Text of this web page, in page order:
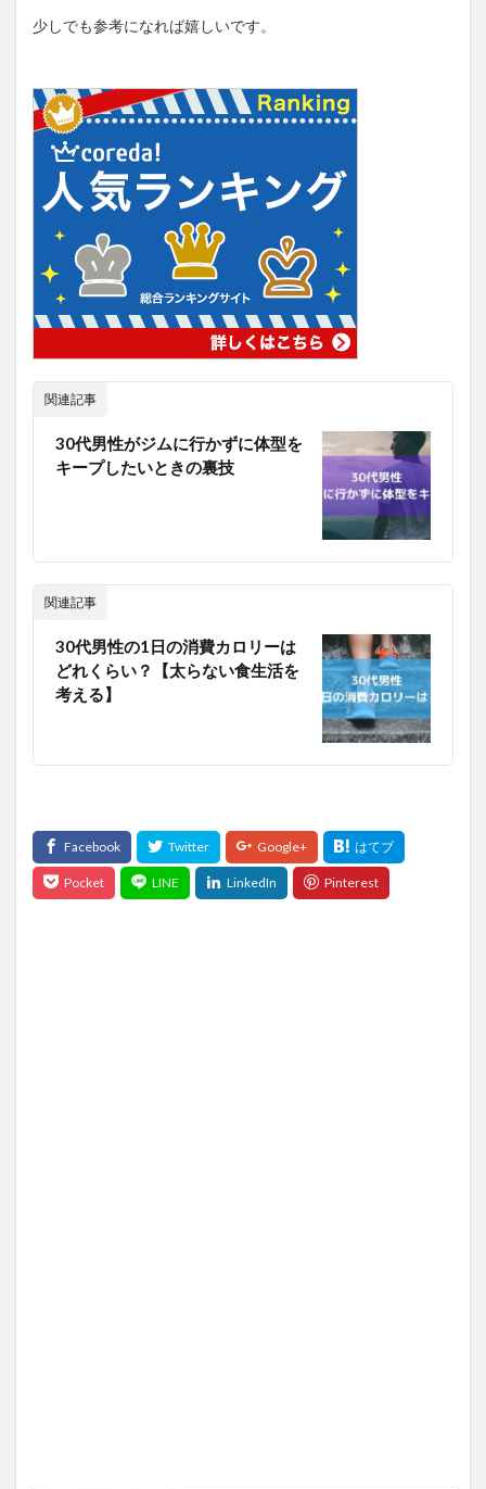
少しでも参考になれば嬉しいです。
関連記事
30代男性がジムに行かずに体型を
キープしたいときの裏技
関連記事
30代男性の1日の消費カロリーは
どれくらい？【太らない食生活を
考える】